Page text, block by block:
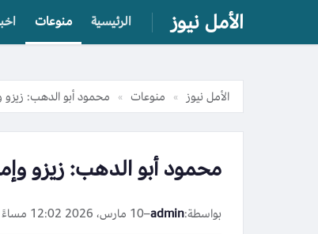
الأمل نيوز الرئيسية منوعات
الأمل نيوز » منوعات » محمود أبو الدهب: زيزو
محمود أبو الدهب: زيزو
بواسطة:admin
–10 مارس، 2026 12:02 مساءً